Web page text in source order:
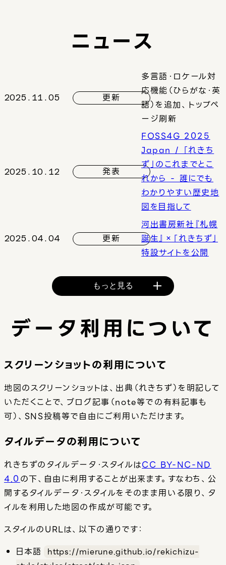
ニュース
2025.11.05 更新
多言語・ロケール対
応機能（ひらがな・英
語）を追加、トップペ
ージ刷新
2025.10.12 発表
FOSS4G 2025
Japan / 「れきち
ず」のこれまでとこ
れから - 誰にでも
わかりやすい歴史地
図を目指して
2025.04.04 更新
河出書房新社『札幌
誕生』×「れきちず」
特設サイトを公開
もっと見る
データ利用について
スクリーンショットの利用について
地図のスクリーンショットは、出典（れきちず）を明記して
いただくことで、ブログ記事（note等での有料記事も
可）、SNS投稿等で自由にご利用いただけます。
タイルデータの利用について
れきちずのタイルデータ・スタイルはCC BY-NC-ND
4.0の下、自由に利用することが出来ます。すなわち、公
開するタイルデータ・スタイルをそのまま用いる限り、タ
イルを利用した地図の作成が可能です。
スタイルのURLは、以下の通りです：
日本語 https://mierune.github.io/rekichizu-